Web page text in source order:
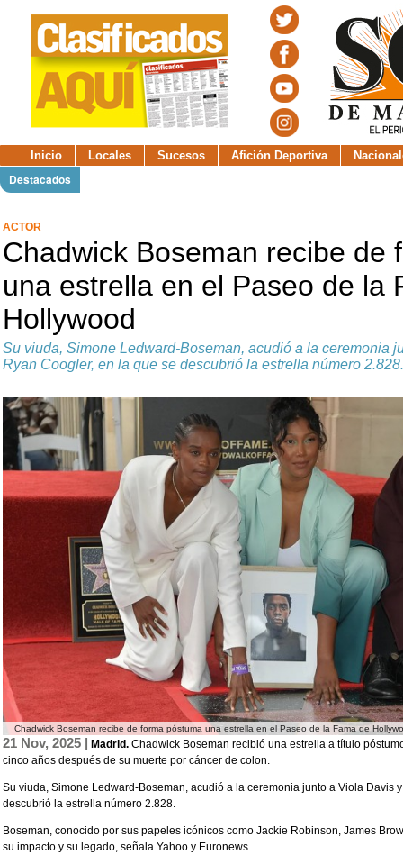
Inicio Locales Sucesos Afición Deportiva
Destacados
ACTOR
Chadwick Boseman recibe de
una estrella en el Paseo de la
Hollywood
Su viuda, Simone Ledward-Boseman, acudió a la ceremonia
Ryan Coogler, en la que se descubrió la estrella número 2.828.
Chadwick Boseman recibe de forma póstuma una estrella en el Paseo de la Fama de
21 Nov, 2025 | Madrid. Chadwick Boseman recibió una estrella a título
cinco años después de su muerte por cáncer de colon.
Su viuda, Simone Ledward-Boseman, acudió a la ceremonia junto a Viola Davis
descubrió la estrella número 2.828.
Boseman, conocido por sus papeles icónicos como Jackie Robinson, James
su impacto y su legado, señala Yahoo y Euronews.